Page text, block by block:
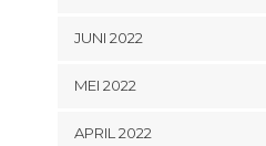
JUNI 2022
MEI 2022
APRIL 2022